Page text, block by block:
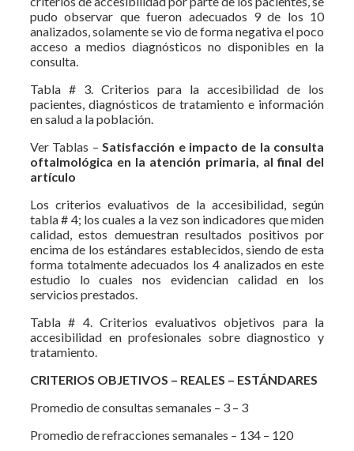
pudo observar que fueron adecuados 9 de los 10
analizados, solamente se vio de forma negativa el poco
acceso a medios diagnósticos no disponibles en la
consulta.
Tabla # 3. Criterios para la accesibilidad de los
pacientes, diagnósticos de tratamiento e información
en salud a la población.
Ver Tablas – Satisfacción e impacto de la consulta
oftalmológica en la atención primaria, al final del
artículo
Los criterios evaluativos de la accesibilidad, según
tabla # 4; los cuales a la vez son indicadores que miden
calidad, estos demuestran resultados positivos por
encima de los estándares establecidos, siendo de esta
forma totalmente adecuados los 4 analizados en este
estudio lo cuales nos evidencian calidad en los
servicios prestados.
Tabla # 4. Criterios evaluativos objetivos para la
accesibilidad en profesionales sobre diagnostico y
tratamiento.
CRITERIOS OBJETIVOS – REALES – ESTÁNDARES
Promedio de consultas semanales – 3 – 3
Promedio de refracciones semanales – 134 – 120